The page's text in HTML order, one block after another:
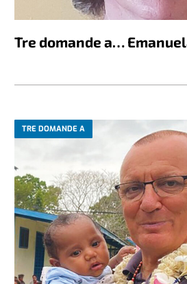
Tre domande a…
TRE DOMANDE A